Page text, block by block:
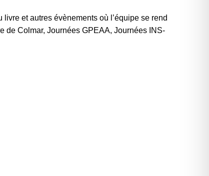
et autres évènements où l’équipe se rend
de Colmar, Journées GPEAA, Journées INS-